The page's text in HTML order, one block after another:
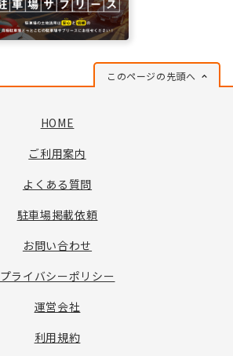
このページの先頭へ
HOME
ご利用案内
よくある質問
駐車場掲載依頼
お問い合わせ
プライバシーポリシー
運営会社
利用規約